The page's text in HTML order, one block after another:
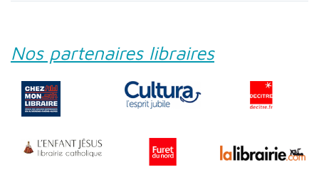
Nos partenaires libraires